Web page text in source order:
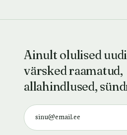
Ainult olulised
värsked raamatud,
allahindlused,